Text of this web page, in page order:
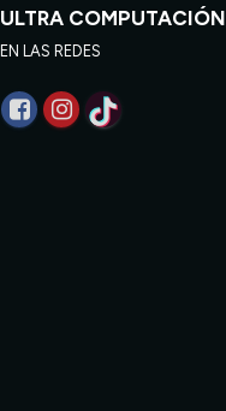
ULTRA COMPUTACIÓN
EN LAS REDES